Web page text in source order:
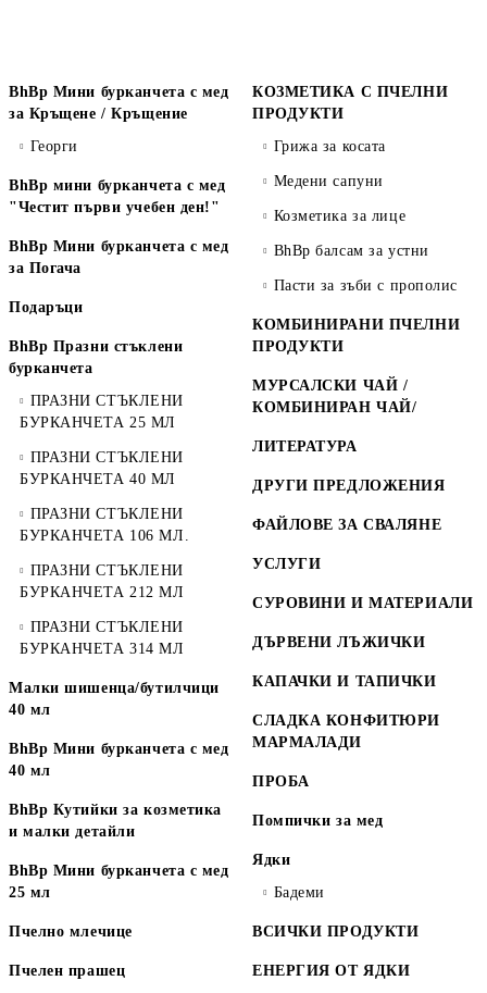
BhBp Мини бурканчета с мед
за Кръщене / Кръщение
Георги
BhBp мини бурканчета с мед
"Честит първи учебен ден!"
BhBp Мини бурканчета с мед
за Погача
Подаръци
BhBp Празни стъклени
бурканчета
ПРАЗНИ СТЪКЛЕНИ
БУРКАНЧЕТА 25 МЛ
ПРАЗНИ СТЪКЛЕНИ
БУРКАНЧЕТА 40 МЛ
ПРАЗНИ СТЪКЛЕНИ
БУРКАНЧЕТА 106 МЛ.
ПРАЗНИ СТЪКЛЕНИ
БУРКАНЧЕТА 212 МЛ
ПРАЗНИ СТЪКЛЕНИ
БУРКАНЧЕТА 314 МЛ
Малки шишенца/бутилчици
40 мл
BhBp Мини бурканчета с мед
40 мл
BhBp Кутийки за козметика
и малки детайли
BhBp Мини бурканчета с мед
25 мл
Пчелно млечице
Пчелен прашец
КОЗМЕТИКА С ПЧЕЛНИ
ПРОДУКТИ
Грижа за косата
Медени сапуни
Козметика за лице
BhBp балсам за устни
Пасти за зъби с прополис
КОМБИНИРАНИ ПЧЕЛНИ
ПРОДУКТИ
МУРСАЛСКИ ЧАЙ /
КОМБИНИРАН ЧАЙ/
ЛИТЕРАТУРА
ДРУГИ ПРЕДЛОЖЕНИЯ
ФАЙЛОВЕ ЗА СВАЛЯНЕ
УСЛУГИ
СУРОВИНИ И МАТЕРИАЛИ
ДЪРВЕНИ ЛЪЖИЧКИ
КАПАЧКИ И ТАПИЧКИ
СЛАДКА КОНФИТЮРИ
МАРМАЛАДИ
ПРОБА
Помпички за мед
Ядки
Бадеми
ВСИЧКИ ПРОДУКТИ
ЕНЕРГИЯ ОТ ЯДКИ